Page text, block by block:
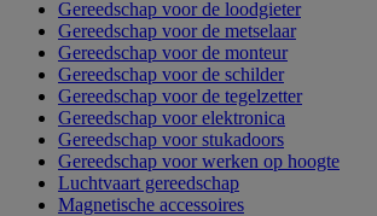
Gereedschap voor de loodgieter
Gereedschap voor de metselaar
Gereedschap voor de monteur
Gereedschap voor de schilder
Gereedschap voor de tegelzetter
Gereedschap voor elektronica
Gereedschap voor stukadoors
Gereedschap voor werken op hoogte
Luchtvaart gereedschap
Magnetische accessoires